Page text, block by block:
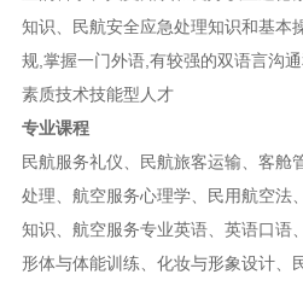
知识、民航安全应急处理知识和基本
规,掌握一门外语,有较强的双语言沟
素质技术技能型人才
专业课程
民航服务礼仪、民航旅客运输、客舱
处理、航空服务心理学、民用航空法
知识、航空服务专业英语、英语口语
形体与体能训练、化妆与形象设计、